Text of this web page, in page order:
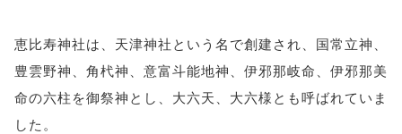
恵比寿神社は、天津神社という名で創建され、国常立神、
豊雲野神、角杙神、意富斗能地神、伊邪那岐命、伊邪那美
命の六柱を御祭神とし、大六天、大六様とも呼ばれていま
した。